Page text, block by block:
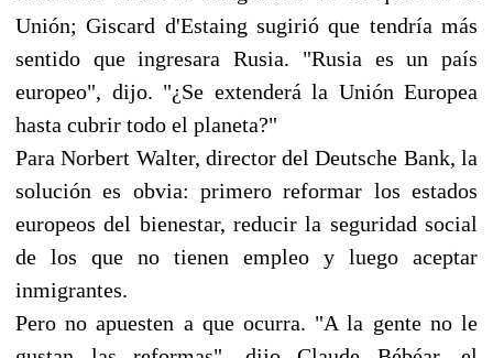
Unión; Giscard d'Estaing sugirió que tendría más
sentido que ingresara Rusia. "Rusia es un país
europeo", dijo. "¿Se extenderá la Unión Europea
hasta cubrir todo el planeta?"
Para Norbert Walter, director del Deutsche Bank, la
solución es obvia: primero reformar los estados
europeos del bienestar, reducir la seguridad social
de los que no tienen empleo y luego aceptar
inmigrantes.
Pero no apuesten a que ocurra. "A la gente no le